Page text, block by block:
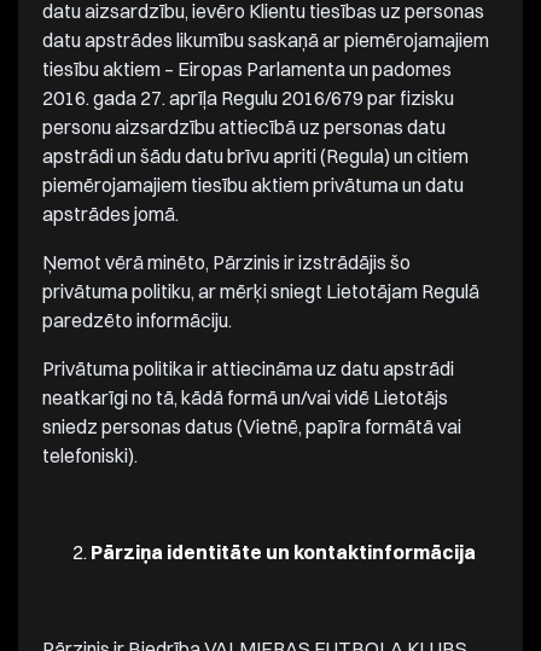
datu aizsardzību, ievēro Klientu tiesības uz personas
datu apstrādes likumību saskaņā ar piemērojamajiem
tiesību aktiem – Eiropas Parlamenta un padomes
2016. gada 27. aprīļa Regulu 2016/679 par fizisku
personu aizsardzību attiecībā uz personas datu
apstrādi un šādu datu brīvu apriti (Regula) un citiem
piemērojamajiem tiesību aktiem privātuma un datu
apstrādes jomā.
Ņemot vērā minēto, Pārzinis ir izstrādājis šo
privātuma politiku, ar mērķi sniegt Lietotājam Regulā
paredzēto informāciju.
Privātuma politika ir attiecināma uz datu apstrādi
neatkarīgi no tā, kādā formā un/vai vidē Lietotājs
sniedz personas datus (Vietnē, papīra formātā vai
telefoniski).
Pārziņa identitāte un kontaktinformācija